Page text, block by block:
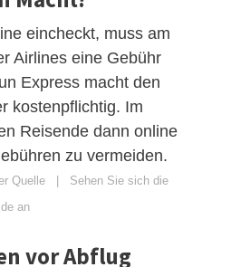
eincheckt, muss am
Airlines eine Gebühr
Express macht den
kostenpflichtig. Im
Reisende dann online
zu vermeiden.
Quelle | Sehen Sie sich die
an
vor Abflug